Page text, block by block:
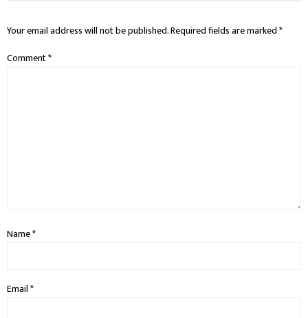
Your email address will not be published.Required fields are marked*
Comment*
Name*
Email*